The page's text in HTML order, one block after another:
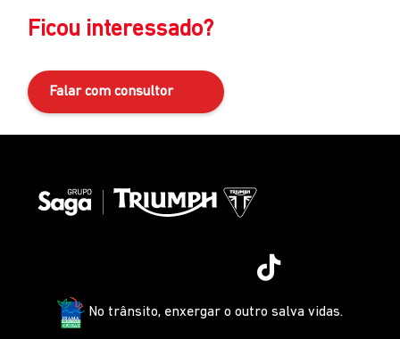
Ficou interessado?
Falar com consultor
No trânsito, enxergar o outro salva vidas.